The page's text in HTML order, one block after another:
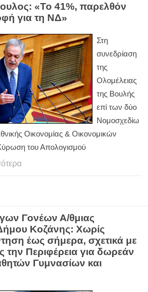
«Το 41%, παρελθόν
για τη ΝΔ»
Στη
συνεδρίαση
της
Ολομέλειας
της Βουλής
επί των δύο
Νομοσχεδίω
Οικονομίας & Οικονομικών
του Απολογισμού
Γονέων Α/θμιας
Κοζάνης: Χωρίς
έως σήμερα, σχετικά με
την Περιφέρεια για δωρεάν
Γυμνασίων και